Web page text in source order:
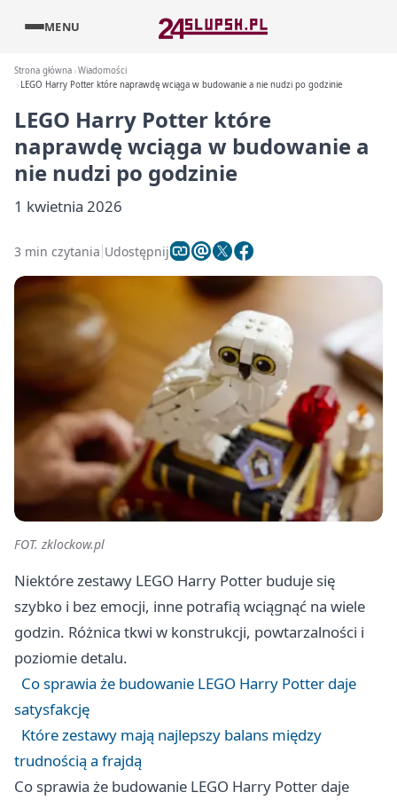
MENU
Strona główna Wiadomości
LEGO Harry Potter które naprawdę wciąga w budowanie a nie nudzi po godzinie
LEGO Harry Potter które
naprawdę wciąga w budowanie a
nie nudzi po godzinie
1 kwietnia 2026
3 min czytania Udostępnij
FOT. zklockow.pl
Niektóre zestawy LEGO Harry Potter buduje się
szybko i bez emocji, inne potrafią wciągnąć na wiele
godzin. Różnica tkwi w konstrukcji, powtarzalności i
poziomie detalu.
Co sprawia że budowanie LEGO Harry Potter daje
satysfakcję
Które zestawy mają najlepszy balans między
trudnością a frajdą
Co sprawia że budowanie LEGO Harry Potter daje